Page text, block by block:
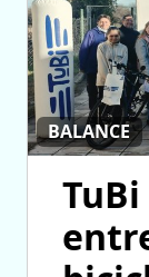
BALANCE